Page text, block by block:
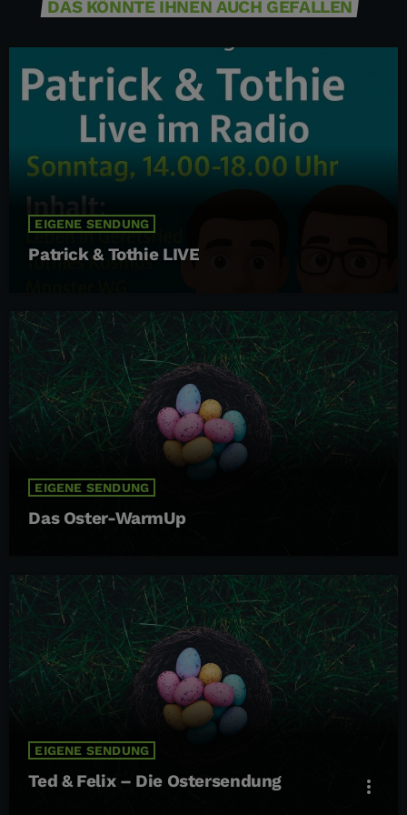
DAS KÖNNTE IHNEN AUCH GEFALLEN
EIGENE SENDUNG
Patrick & Tothie LIVE
EIGENE SENDUNG
Das Oster-WarmUp
EIGENE SENDUNG
Ted & Felix – Die Ostersendung more_vert